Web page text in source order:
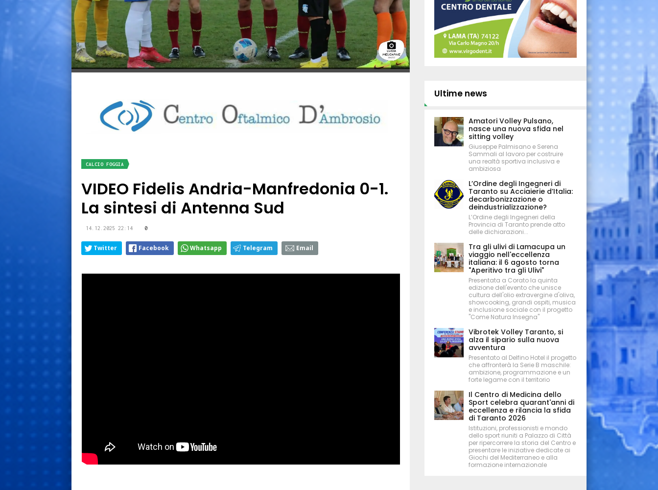
CALCIO FOGGIA
VIDEO Fidelis Andria-Manfredonia 0-1.
La sintesi di Antenna Sud
14.12.2025 22:14 0
Twitter Facebook Whatsapp Telegram Email
Ultime news
Amatori Volley Pulsano,
nasce una nuova sfida nel
sitting volley
Giuseppe Palmisano e Serena
Sammali al lavoro per costruire
una realtà sportiva inclusiva e
ambiziosa
L’Ordine degli Ingegneri di
Taranto su Acciaierie d’Italia:
decarbonizzazione o
deindustrializzazione?
L’Ordine degli Ingegneri della
Provincia di Taranto prende atto
delle dichiarazioni...
Tra gli ulivi di Lamacupa un
viaggio nell'eccellenza
italiana: il 6 agosto torna
"Aperitivo tra gli Ulivi"
Presentata a Corato la quinta
edizione dell'evento che unisce
cultura dell'olio extravergine d'oliva,
showcooking, grandi ospiti, musica
e inclusione sociale con il progetto
"Come Natura Insegna"
Vibrotek Volley Taranto, si
alza il sipario sulla nuova
avventura
Presentato al Delfino Hotel il progetto
che affronterà la Serie B maschile:
ambizione, programmazione e un
forte legame con il territorio
Il Centro di Medicina dello
Sport celebra quarant'anni di
eccellenza e rilancia la sfida
di Taranto 2026
Istituzioni, professionisti e mondo
dello sport riuniti a Palazzo di Città
per ripercorrere la storia del Centro e
presentare le iniziative dedicate ai
Giochi del Mediterraneo e alla
formazione internazionale